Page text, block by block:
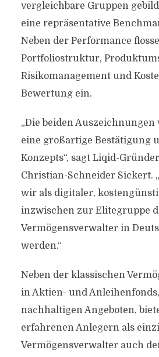
vergleichbare Gruppen
eine repräsentative
Neben der Performance
Portfoliostruktur,
Risikomanagement und
Bewertung ein.
„Die beiden Auszeichnungen
eine großartige Bestätigung
Konzepts“, sagt Liqid-
Christian-Schneider Sickert.
wir als digitaler,
inzwischen zur Elitegruppe
Vermögensverwalter in
werden.“
Neben der klassischen
in Aktien- und
nachhaltigen Angeboten,
erfahrenen Anlegern als
Vermögensverwalter auch